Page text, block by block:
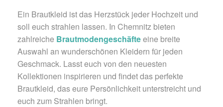
Ein Brautkleid ist das Herzstück jeder Hochzeit und
soll euch strahlen lassen. In Chemnitz bieten
zahlreiche Brautmodengeschäfteeine breite
Auswahl an wunderschönen Kleidern für jeden
Geschmack. Lasst euch von den neuesten
Kollektionen inspirieren und findet das perfekte
Brautkleid, das eure Persönlichkeit unterstreicht und
euch zum Strahlen bringt.